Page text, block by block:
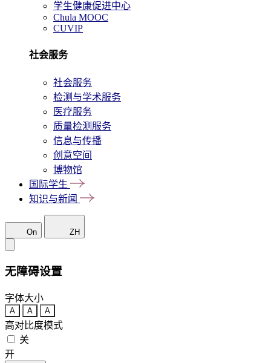
学生健康促进中心
Chula MOOC
CUVIP
社会服务
社会服务
检测与学术服务
医疗服务
质量检测服务
信息与传播
创意空间
博物馆
国际学生
知识与新闻
On ZH
无障碍设置
字体大小
A A A
高对比度模式
关
开